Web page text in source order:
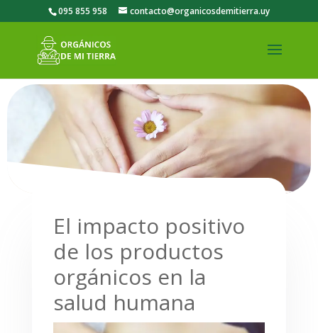
095 855 958 contacto@organicosdemitierra.uy
El impacto positivo
de los productos
orgánicos en la
salud humana